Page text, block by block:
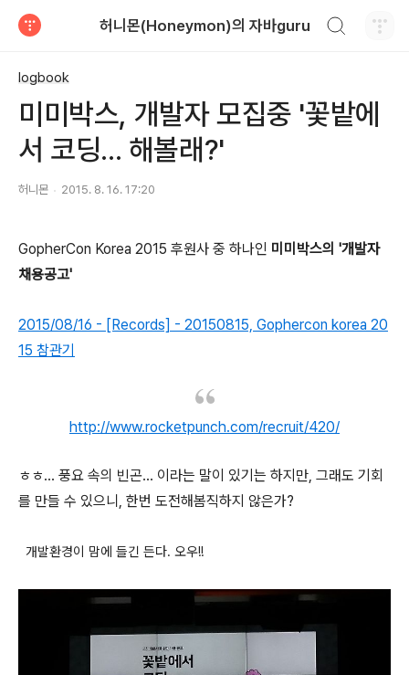
허니몬(Honeymon)의 자바guru
logbook
미미박스, 개발자 모집중 '꽃밭에
서 코딩... 해볼래?'
허니몬 2015. 8. 16. 17:20
GopherCon Korea 2015 후원사 중 하나인 미미박스의 '개발자
채용공고'
2015/08/16 - [Records] - 20150815, Gophercon korea 20
15 참관기
http://www.rocketpunch.com/recruit/420/
ㅎㅎ... 풍요 속의 빈곤... 이라는 말이 있기는 하지만, 그래도 기회
를 만들 수 있으니, 한번 도전해봄직하지 않은가?
개발환경이 맘에 들긴 든다. 오우!!